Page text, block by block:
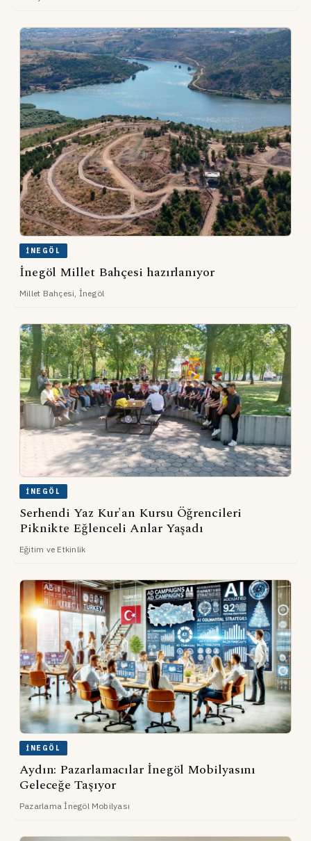
İNEGÖL
İnegöl Millet Bahçesi hazırlanıyor
Millet Bahçesi, İnegöl
İNEGÖL
Serhendi Yaz Kur'an Kursu Öğrencileri
Piknikte Eğlenceli Anlar Yaşadı
Eğitim ve Etkinlik
İNEGÖL
Aydın: Pazarlamacılar İnegöl Mobilyasını
Geleceğe Taşıyor
Pazarlama İnegöl Mobilyası